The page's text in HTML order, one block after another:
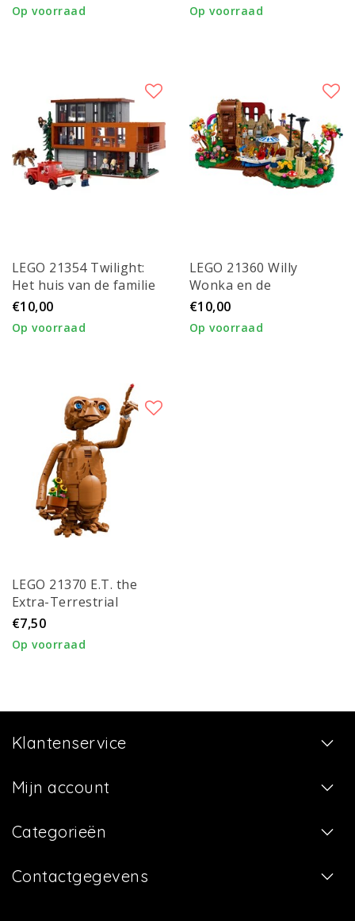
Op voorraad Op voorraad
LEGO 21354 Twilight:
Het huis van de familie
Cullen
€10,00
Op voorraad
LEGO 21360 Willy
Wonka en de
Chocoladefabriek
€10,00
Op voorraad
LEGO 21370 E.T. the
Extra-Terrestrial
€7,50
Op voorraad
Klantenservice
Mijn account
Categorieën
Contactgegevens